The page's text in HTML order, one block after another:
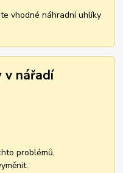
vhodné náhradní uhlíky
nářadí
problémů,